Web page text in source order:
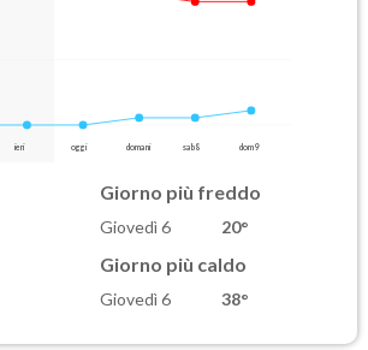
ieri oggi domani sab 8 dom 9
Giorno più freddo
Giovedì 6 20°
Giorno più caldo
Giovedì 6 38°